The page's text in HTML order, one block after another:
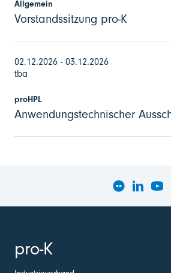
Allgemein
Vorstandssitzung pro-K
02.12.2026 - 03.12.2026
tba
proHPL
Anwendungstechnischer
pro-K